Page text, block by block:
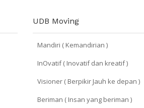
UDB Moving
Mandiri ( Kemandirian )
InOvatif ( Inovatif dan kreatif )
Visioner ( Berpikir Jauh ke depan )
Beriman ( Insan yang beriman )